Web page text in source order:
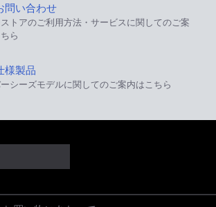
問い合わせ
トアのご利用方法・サービスに関してのご案
ら
様製品
シーズモデルに関してのご案内はこちら